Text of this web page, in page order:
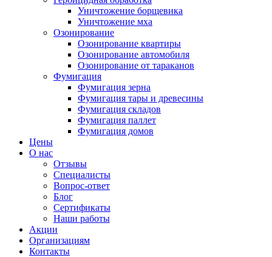
Уничтожение борщевика
Уничтожение мха
Озонирование
Озонирование квартиры
Озонирование автомобиля
Озонирование от тараканов
Фумигация
Фумигация зерна
Фумигация тары и древесины
Фумигация складов
Фумигация паллет
Фумигация домов
Цены
О нас
Отзывы
Специалисты
Вопрос-ответ
Блог
Сертификаты
Наши работы
Акции
Организациям
Контакты